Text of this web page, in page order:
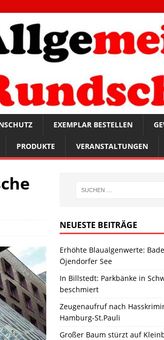
EXEMPLAR BESTELLEN
PRODUKTE VERANSTALTUNGEN
NEUESTE BEITRÄGE
Erhöhte Blaualgenwerte:
Öjendorfer See
In Billstedt: Parkbänke in
beschmiert
Zeugenaufruf nach
Hamburg-St.Pauli
Großer Baum stürzt auf